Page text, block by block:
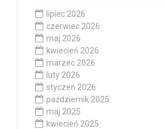
lipiec 2026
czerwiec 2026
maj 2026
kwiecień 2026
marzec 2026
luty 2026
styczeń 2026
październik 2025
maj 2025
kwiecień 2025